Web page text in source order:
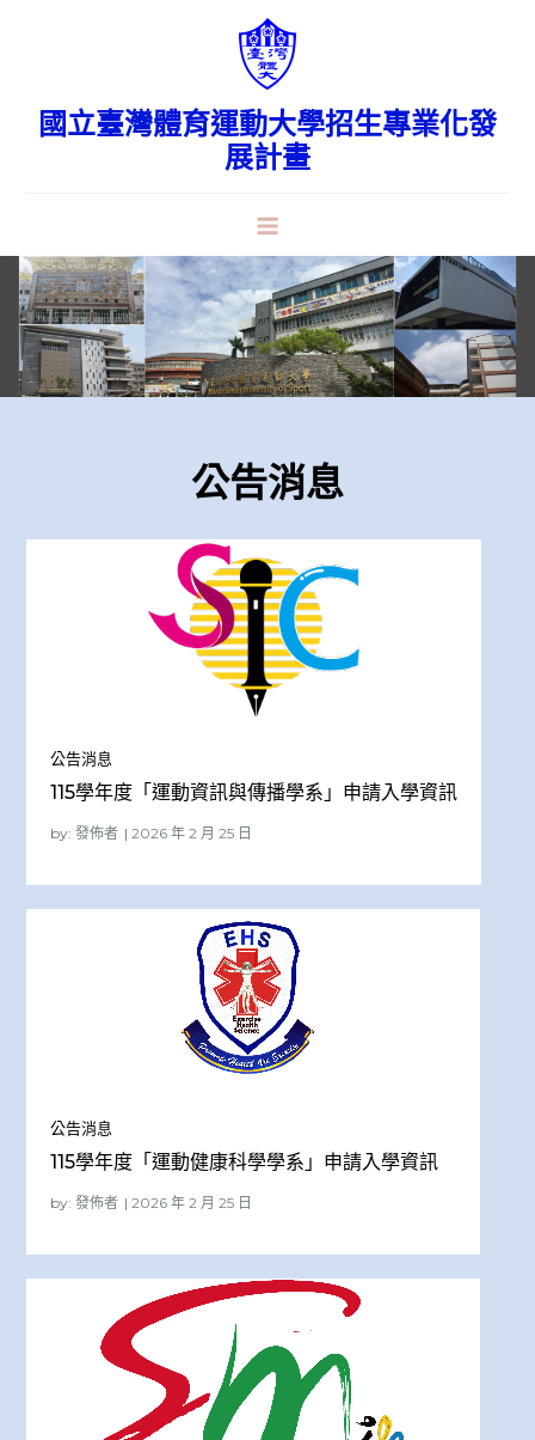
國立臺灣體育運動大學招生專業化發
展計畫
公告消息
公告消息
115學年度「運動資訊與傳播學系」申請入學資訊
by:發佈者
公告消息
115學年度「運動健康科學學系」申請入學資訊
by:發佈者